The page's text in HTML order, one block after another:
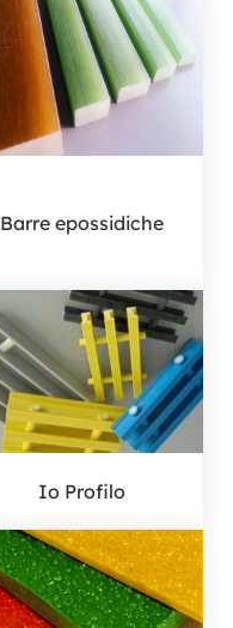
Barre epossidiche
Io Profilo